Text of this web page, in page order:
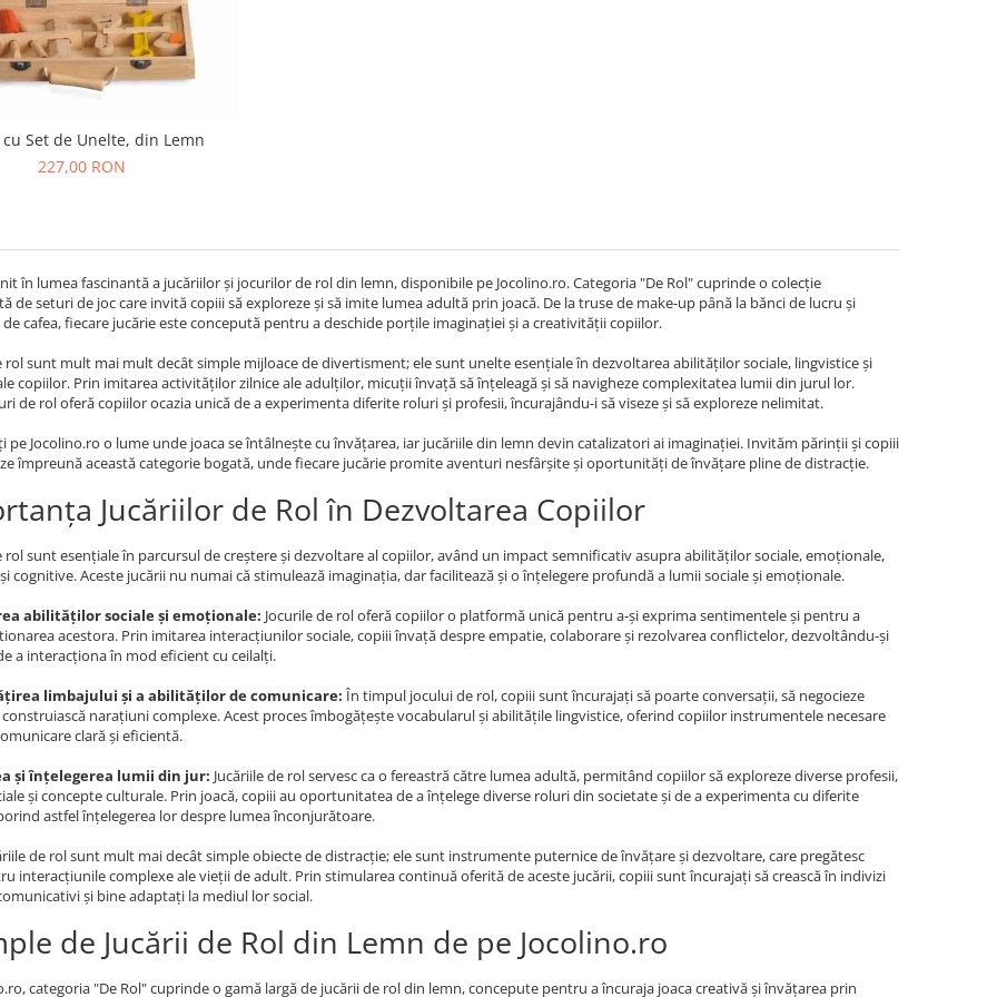
Set de Unelte, din Lemn
227,00 RON
în lumea fascinantă a jucăriilor și jocurilor de rol din lemn, disponibile pe Jocolino.ro. Categoria "De Rol" cuprinde o colecție
de seturi de joc care invită copiii să exploreze și să imite lumea adultă prin joacă. De la truse de make-up până la bănci de lucru și
cafea, fiecare jucărie este concepută pentru a deschide porțile imaginației și a creativității copiilor.
rol sunt mult mai mult decât simple mijloace de divertisment; ele sunt unelte esențiale în dezvoltarea abilităților sociale, lingvistice și
copiilor. Prin imitarea activităților zilnice ale adulților, micuții învață să înțeleagă și să navigheze complexitatea lumii din jurul lor.
de rol oferă copiilor ocazia unică de a experimenta diferite roluri și profesii, încurajându-i să viseze și să exploreze nelimitat.
pe Jocolino.ro o lume unde joaca se întâlnește cu învățarea, iar jucăriile din lemn devin catalizatori ai imaginației. Invităm părinții și copiii
împreună această categorie bogată, unde fiecare jucărie promite aventuri nesfârșite și oportunități de învățare pline de distracție.
Jucăriilor de Rol în Dezvoltarea Copiilor
rol sunt esențiale în parcursul de creștere și dezvoltare al copiilor, având un impact semnificativ asupra abilităților sociale, emoționale,
cognitive. Aceste jucării nu numai că stimulează imaginația, dar facilitează și o înțelegere profundă a lumii sociale și emoționale.
abilităților sociale și emoționale: Jocurile de rol oferă copiilor o platformă unică pentru a-și exprima sentimentele și pentru a
acestora. Prin imitarea interacțiunilor sociale, copiii învață despre empatie, colaborare și rezolvarea conflictelor, dezvoltându-și
a interacționa în mod eficient cu ceilalți.
limbajului și a abilităților de comunicare: În timpul jocului de rol, copiii sunt încurajați să poarte conversații, să negocieze
narațiuni complexe. Acest proces îmbogățește vocabularul și abilitățile lingvistice, oferind copiilor instrumentele necesare
clară și eficientă.
și înțelegerea lumii din jur: Jucăriile de rol servesc ca o fereastră către lumea adultă, permitând copiilor să exploreze diverse profesii,
și concepte culturale. Prin joacă, copiii au oportunitatea de a înțelege diverse roluri din societate și de a experimenta cu diferite
astfel înțelegerea lor despre lumea înconjurătoare.
de rol sunt mult mai decât simple obiecte de distracție; ele sunt instrumente puternice de învățare și dezvoltare, care pregătesc
interacțiunile complexe ale vieții de adult. Prin stimularea continuă oferită de aceste jucării, copiii sunt încurajați să crească în indivizi
și bine adaptați la mediul lor social.
de Jucării de Rol din Lemn de pe Jocolino.ro
categoria "De Rol" cuprinde o gamă largă de jucării de rol din lemn, concepute pentru a încuraja joaca creativă și învățarea prin